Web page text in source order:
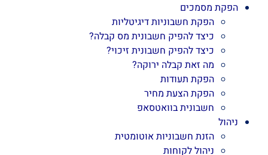
הפקת מסמכים
הפקת חשבוניות דיגיטליות
כיצד להפיק חשבונית מס קבלה?
כיצד להפיק חשבונית זיכוי?
מה זאת קבלה ירוקה?
הפקת תעודות
הפקת הצעת מחיר
חשבונית בוואטסאפ
ניהול
הזנת חשבוניות אוטומטית
ניהול לקוחות